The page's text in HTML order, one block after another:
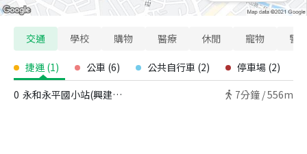
交通 學校 購物 醫療 休閒 寵物 警
捷運 (1) 公車 (6) 公共自行車 (2) 停車場 (2)
0 永和永平國小站(興建中) - 出口 7分鐘 /556m